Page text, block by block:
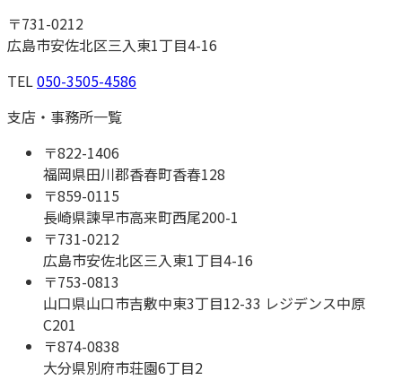
〒731-0212
広島市安佐北区三入東1丁目4-16
TEL050-3505-4586
支店・事務所一覧
〒822-1406
福岡県田川郡香春町香春128
〒859-0115
長崎県諫早市高来町西尾200-1
〒731-0212
広島市安佐北区三入東1丁目4-16
〒753-0813
山口県山口市吉敷中東3丁目12-33 レジデンス中原
C201
〒874-0838
大分県別府市荘園6丁目2